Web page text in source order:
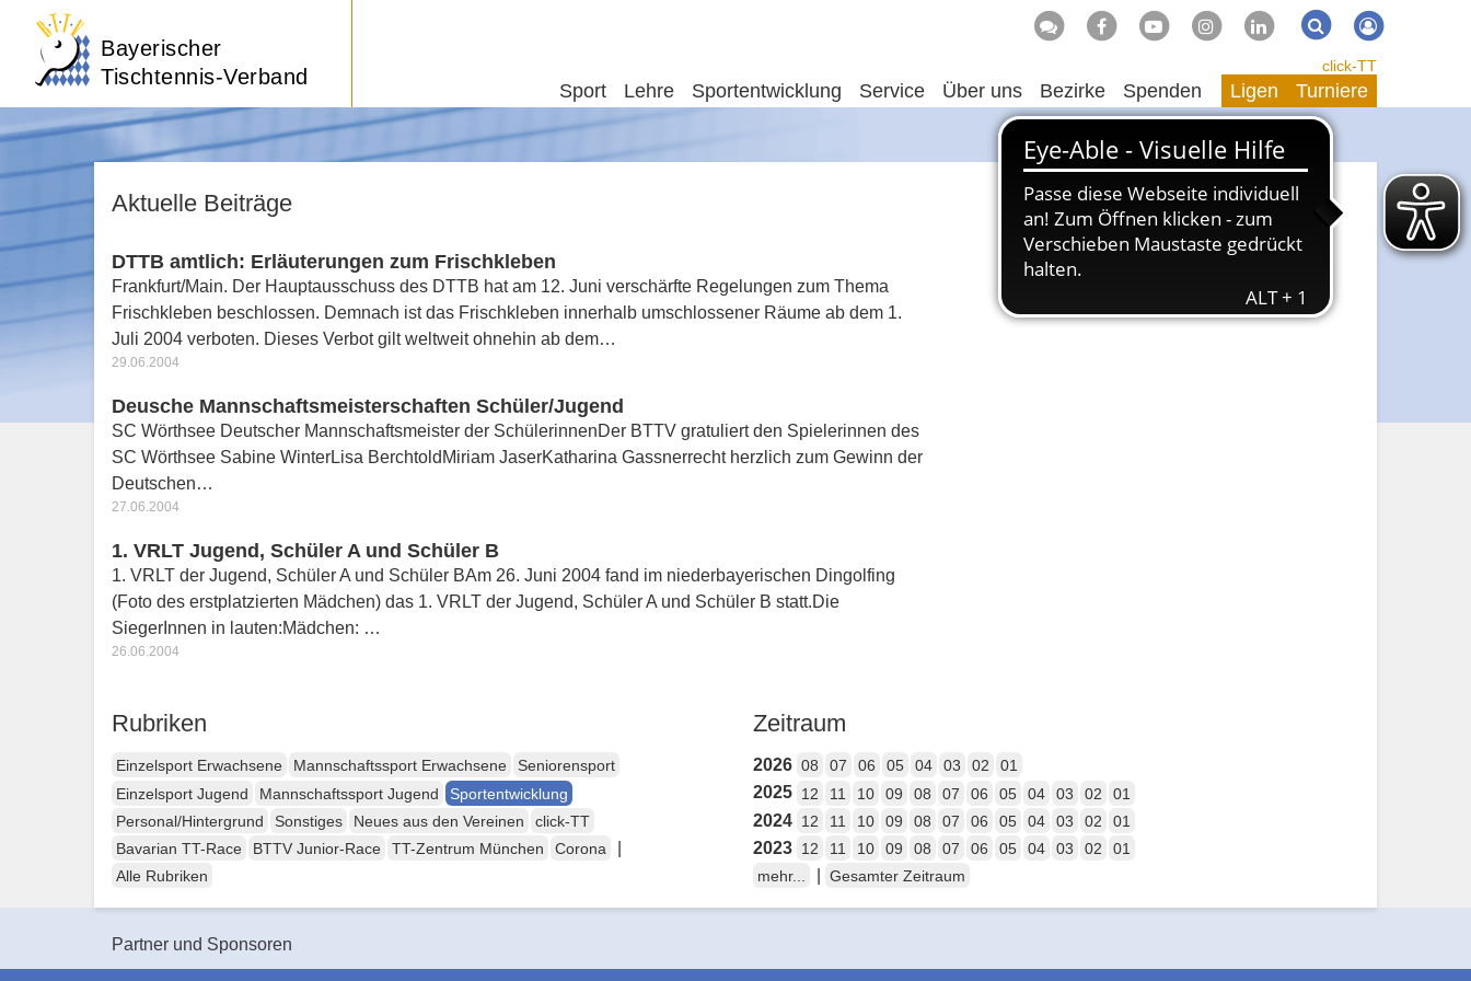
Bayerischer
Tischtennis-Verband
Suche Suchen
Sport Lehre Sportentwicklung Service Über uns Bezirke Spenden
click-TT
Ligen Turniere
Aktuelle Beiträge
DTTB amtlich: Erläuterungen zum Frischkleben
Frankfurt/Main. Der Hauptausschuss des DTTB hat am 12. Juni verschärfte Regelungen zum Thema
Frischkleben beschlossen. Demnach ist das Frischkleben innerhalb umschlossener Räume ab dem 1.
Juli 2004 verboten. Dieses Verbot gilt weltweit ohnehin ab dem…
29.06.2004
Deusche Mannschaftsmeisterschaften Schüler/Jugend
SC Wörthsee Deutscher Mannschaftsmeister der SchülerinnenDer BTTV gratuliert den Spielerinnen des
SC Wörthsee Sabine WinterLisa BerchtoldMiriam JaserKatharina Gassnerrecht herzlich zum Gewinn der
Deutschen…
27.06.2004
1. VRLT Jugend, Schüler A und Schüler B
1. VRLT der Jugend, Schüler A und Schüler BAm 26. Juni 2004 fand im niederbayerischen Dingolfing
(Foto des erstplatzierten Mädchen) das 1. VRLT der Jugend, Schüler A und Schüler B statt.Die
SiegerInnen in lauten:Mädchen: …
26.06.2004
Rubriken
Einzelsport Erwachsene Mannschaftssport Erwachsene
Seniorensport
Einzelsport Jugend
Mannschaftssport Jugend
Sportentwicklung
Personal/Hintergrund
Sonstiges Neues aus den Vereinen
click-TT
Bavarian TT-Race
BTTV Junior-Race TT-Zentrum München Corona
Alle Rubriken
Zeitraum
2026 08 07 06 05 04 03 02 01
2025 12 11 10 09 08 07 06 05 04 03 02 01
2024 12 11 10 09 08 07 06 05 04 03 02 01
2023 12 11 10 09 08 07 06 05 04 03 02
01
mehr...
Gesamter Zeitraum
Partner und Sponsoren